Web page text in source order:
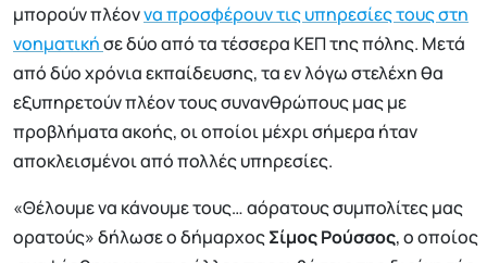
μπορούν πλέοννα προσφέρουν τις υπηρεσίες τους στη
νοηματικήσε δύο από τα τέσσερα ΚΕΠ της πόλης. Μετά
από δύο χρόνια εκπαίδευσης, τα εν λόγω στελέχη θα
εξυπηρετούν πλέον τους συνανθρώπους μας με
προβλήματα ακοής, οι οποίοι μέχρι σήμερα ήταν
αποκλεισμένοι από πολλές υπηρεσίες.
«Θέλουμε να κάνουμε τους… αόρατους συμπολίτες μας
ορατούς» δήλωσε ο δήμαρχοςΣίμος Ρούσσος, ο οποίος